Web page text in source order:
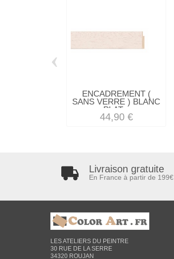
ENCADREMENT (
SANS VERRE ) BLANC
PLAT...
44,90 €
‹
Livraison gratuite
En France à partir de 199€
LES ATELIERS DU PEINTRE
30 RUE DE LA SERRE
34320 ROUJAN